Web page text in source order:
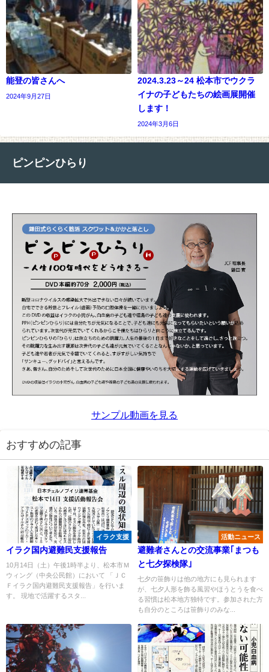
能登の皆さんへ
2024年9月27日
2024.3.23～24 松本市でウクラ
イナの子どもたちの絵画展開催
します！
2024年3月6日
ピンピンひらり
サンプル動画を見る
おすすめの記事
イラク支援
イラク国内避難民支援報告
10月14日（土）午後1時半より、松本市Ｍ
ウィング（中央公民館）において 「ＪＣ
Ｆイラク国内避難民支援報告」を行いま
す。 現地で活躍するスタ...
活動ニュース
避難者さんとの交流事業｢まつも
と七夕探検隊｣
七夕の笹飾りは他の地方にも見られます
が、七夕人形を飾る風習やほうとうを食べ
る習慣は松本地方独特です。参加された方
も自分のところは笹飾りのみな...